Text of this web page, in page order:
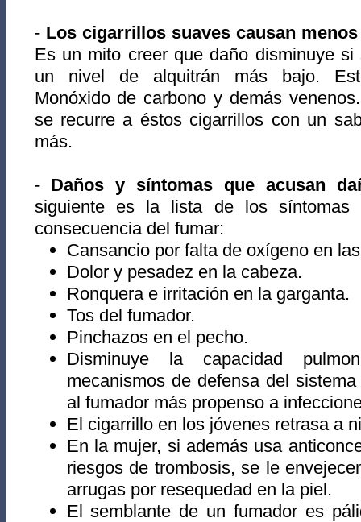
- Los cigarrillos suaves causan
Es un mito creer que daño disminuye
un nivel de alquitrán más bajo.
Monóxido de carbono y demás
se recurre a éstos cigarrillos con un
más.
- Daños y síntomas que acusan
siguiente es la lista de los síntomas
consecuencia del fumar:
Cansancio por falta de oxígeno en
Dolor y pesadez en la cabeza.
Ronquera e irritación en la garganta.
Tos del fumador.
Pinchazos en el pecho.
Disminuye la capacidad
mecanismos de defensa del
al fumador más propenso a
El cigarrillo en los jóvenes retrasa a
En la mujer, si además usa
riesgos de trombosis, se le
arrugas por resequedad en la piel.
El semblante de un fumador es